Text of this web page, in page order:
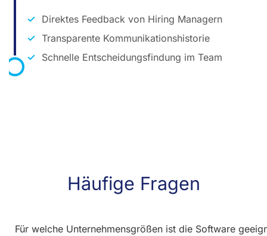
Direktes Feedback von Hiring Managern
Transparente Kommunikationshistorie
Schnelle Entscheidungsfindung im Team
Häufige Fragen
Für welche Unternehmensgrößen ist die Software